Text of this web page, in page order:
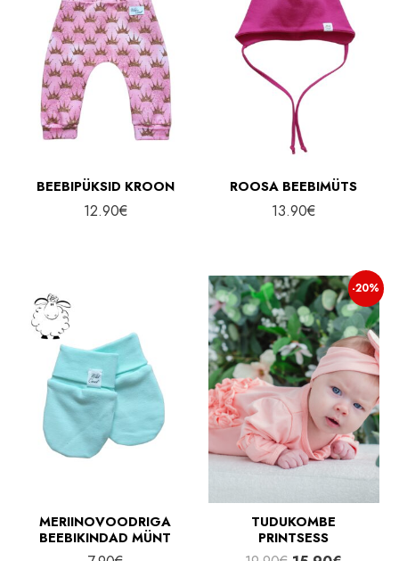
BEEBIPÜKSID KROON
12.90€
ROOSA BEEBIMÜTS
13.90€
MERIINOVOODRIGA
BEEBIKINDAD MÜNT
-20%
TUDUKOMBE
PRINTSESS